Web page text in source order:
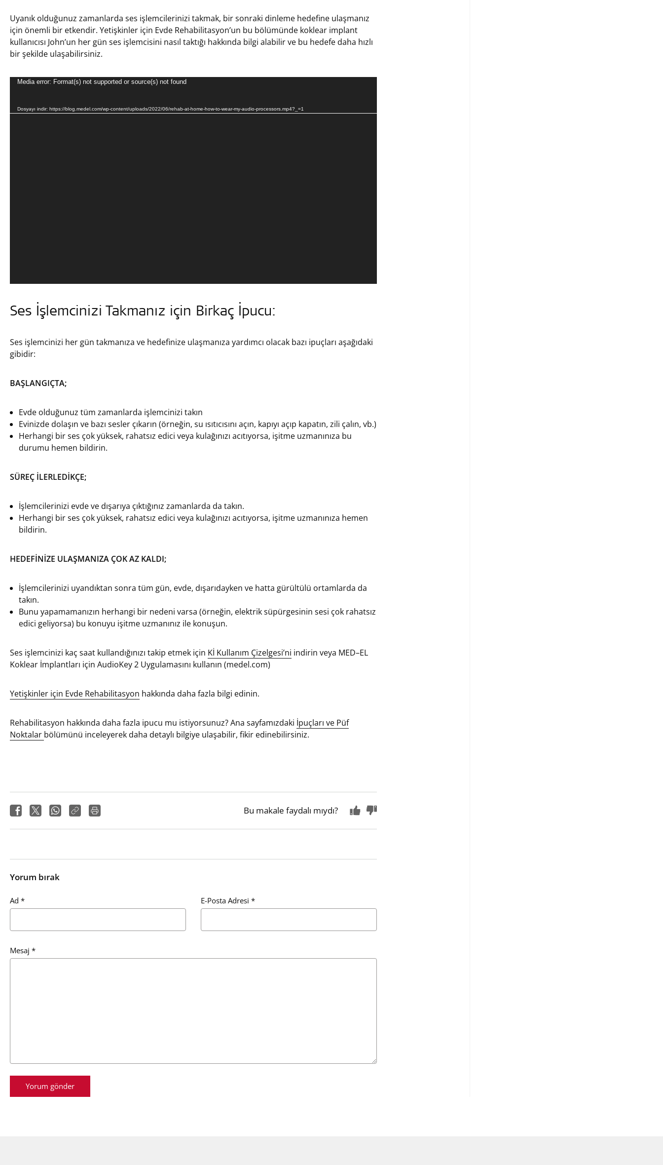
Uyanık olduğunuz zamanlarda ses işlemcilerinizi takmak, bir sonraki dinleme hedefine ulaşmanız
için önemli bir etkendir. Yetişkinler için Evde Rehabilitasyon’un bu bölümünde koklear implant
kullanıcısı John’un her gün ses işlemcisini nasıl taktığı hakkında bilgi alabilir ve bu hedefe daha hızlı
bir şekilde ulaşabilirsiniz.
Video
Media error: Format(s) not supported or source(s) not found
Dosyayı indir: https://blog.medel.com/wp-content/uploads/2022/06/rehab-at-home-how-to-wear-my-audio-processors.mp4?_=1
Ses İşlemcinizi Takmanız için Birkaç İpucu:
Ses işlemcinizi her gün takmanıza ve hedefinize ulaşmanıza yardımcı olacak bazı ipuçları aşağıdaki
gibidir:
BAŞLANGIÇTA;
Evde olduğunuz tüm zamanlarda işlemcinizi takın
Evinizde dolaşın ve bazı sesler çıkarın (örneğin, su ısıtıcısını açın, kapıyı açıp kapatın, zili çalın, vb.)
Herhangi bir ses çok yüksek, rahatsız edici veya kulağınızı acıtıyorsa, işitme uzmanınıza bu
durumu hemen bildirin.
SÜREÇ İLERLEDİKÇE;
İşlemcilerinizi evde ve dışarıya çıktığınız zamanlarda da takın.
Herhangi bir ses çok yüksek, rahatsız edici veya kulağınızı acıtıyorsa, işitme uzmanınıza hemen
bildirin.
HEDEFİNİZE ULAŞMANIZA ÇOK AZ KALDI;
İşlemcilerinizi uyandıktan sonra tüm gün, evde, dışarıdayken ve hatta gürültülü ortamlarda da
takın.
Bunu yapamamanızın herhangi bir nedeni varsa (örneğin, elektrik süpürgesinin sesi çok rahatsız
edici geliyorsa) bu konuyu işitme uzmanınız ile konuşun.
Ses işlemcinizi kaç saat kullandığınızı takip etmek için Kİ Kullanım Çizelgesi’ni indirin veya MED–EL
Koklear İmplantları için AudioKey 2 Uygulamasını kullanın (medel.com)
Yetişkinler için Evde Rehabilitasyon hakkında daha fazla bilgi edinin.
Rehabilitasyon hakkında daha fazla ipucu mu istiyorsunuz? Ana sayfamızdaki İpuçları ve Püf
Noktalar bölümünü inceleyerek daha detaylı bilgiye ulaşabilir, fikir edinebilirsiniz.
Bu makale faydalı mıydı?
Yorum bırak
Ad * E-Posta Adresi *
Mesaj *